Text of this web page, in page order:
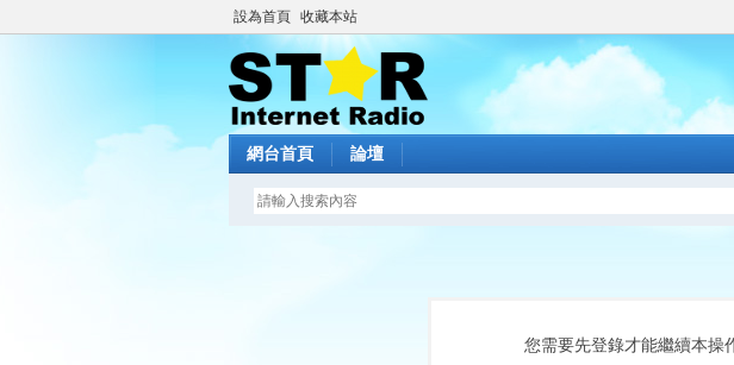
設為首頁 收藏本站
網台首頁 論壇
您需要先登錄才能繼續本操